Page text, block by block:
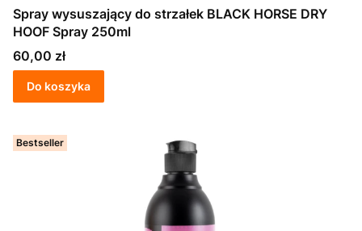
Spray wysuszający do strzałek BLACK HORSE DRY
HOOF Spray 250ml
Cena
60,00 zł
Do koszyka
Bestseller